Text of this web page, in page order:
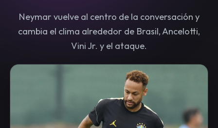
Neymar vuelve al centro de la conversación y
cambia el clima alrededor de Brasil, Ancelotti,
Vini Jr. y el ataque.